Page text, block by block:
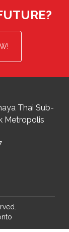
Thai Sub-
Metropolis